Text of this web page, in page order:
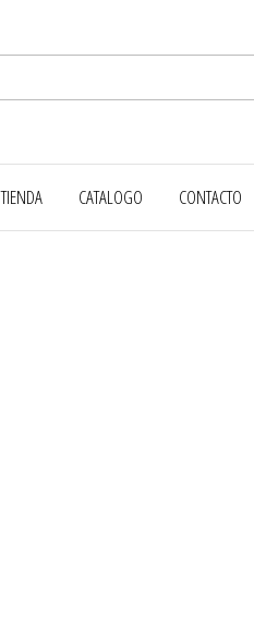
TIENDA CATALOGO CONTACTO